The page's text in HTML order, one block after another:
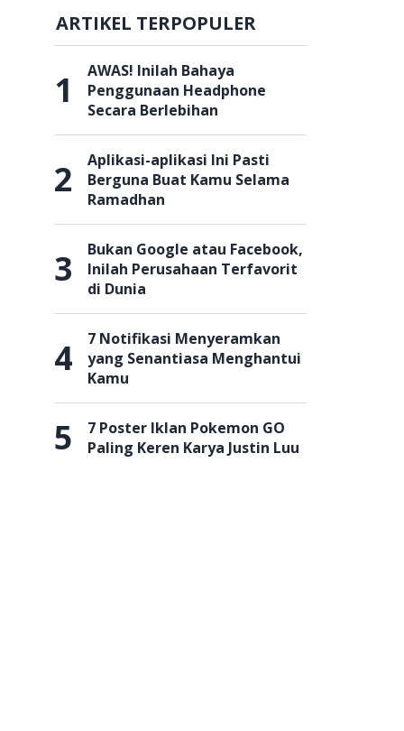
ARTIKEL TERPOPULER
1
AWAS! Inilah Bahaya
Penggunaan Headphone
Secara Berlebihan
2
Aplikasi-aplikasi Ini Pasti
Berguna Buat Kamu Selama
Ramadhan
3
Bukan Google atau Facebook,
Inilah Perusahaan Terfavorit
di Dunia
4
7 Notifikasi Menyeramkan
yang Senantiasa Menghantui
Kamu
5
7 Poster Iklan Pokemon GO
Paling Keren Karya Justin Luu